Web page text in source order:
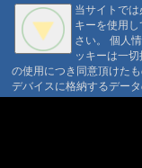
当サイトで
キーを使用
さい。 個人
ッキーは一
の使用につき同意頂けた
デバイスに格納するデータ